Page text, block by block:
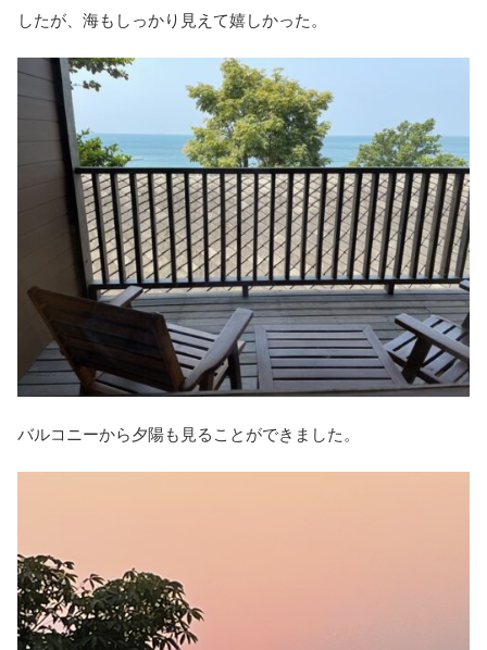
したが、海もしっかり見えて嬉しかった。
バルコニーから夕陽も見ることができました。